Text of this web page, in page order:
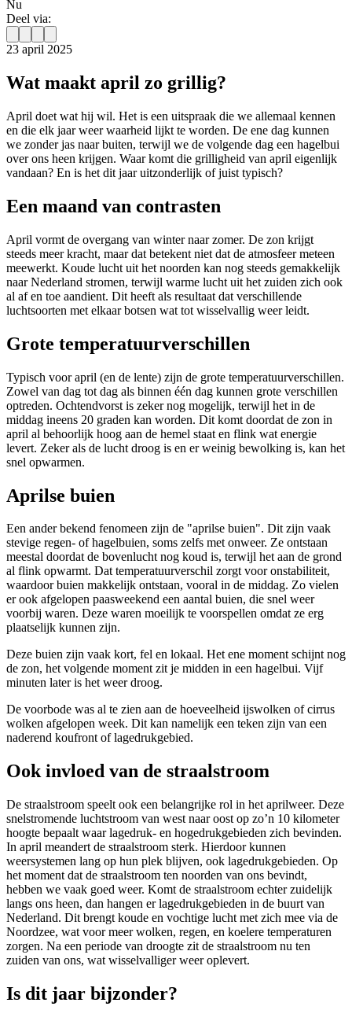
Nu
Deel via:
23 april 2025
Wat maakt april zo grillig?
April doet wat hij wil. Het is een uitspraak die we allemaal kennen
en die elk jaar weer waarheid lijkt te worden. De ene dag kunnen
we zonder jas naar buiten, terwijl we de volgende dag een hagelbui
over ons heen krijgen. Waar komt die grilligheid van april eigenlijk
vandaan? En is het dit jaar uitzonderlijk of juist typisch?
Een maand van contrasten
April vormt de overgang van winter naar zomer. De zon krijgt
steeds meer kracht, maar dat betekent niet dat de atmosfeer meteen
meewerkt. Koude lucht uit het noorden kan nog steeds gemakkelijk
naar Nederland stromen, terwijl warme lucht uit het zuiden zich ook
al af en toe aandient. Dit heeft als resultaat dat verschillende
luchtsoorten met elkaar botsen wat tot wisselvallig weer leidt.
Grote temperatuurverschillen
Typisch voor april (en de lente) zijn de grote temperatuurverschillen.
Zowel van dag tot dag als binnen één dag kunnen grote verschillen
optreden. Ochtendvorst is zeker nog mogelijk, terwijl het in de
middag ineens 20 graden kan worden. Dit komt doordat de zon in
april al behoorlijk hoog aan de hemel staat en flink wat energie
levert. Zeker als de lucht droog is en er weinig bewolking is, kan het
snel opwarmen.
Aprilse buien
Een ander bekend fenomeen zijn de "aprilse buien". Dit zijn vaak
stevige regen- of hagelbuien, soms zelfs met onweer. Ze ontstaan
meestal doordat de bovenlucht nog koud is, terwijl het aan de grond
al flink opwarmt. Dat temperatuurverschil zorgt voor onstabiliteit,
waardoor buien makkelijk ontstaan, vooral in de middag. Zo vielen
er ook afgelopen paasweekend een aantal buien, die snel weer
voorbij waren. Deze waren moeilijk te voorspellen omdat ze erg
plaatselijk kunnen zijn.
Deze buien zijn vaak kort, fel en lokaal. Het ene moment schijnt nog
de zon, het volgende moment zit je midden in een hagelbui. Vijf
minuten later is het weer droog.
De voorbode was al te zien aan de hoeveelheid ijswolken of cirrus
wolken afgelopen week. Dit kan namelijk een teken zijn van een
naderend koufront of lagedrukgebied.
Ook invloed van de straalstroom
De straalstroom speelt ook een belangrijke rol in het aprilweer. Deze
snelstromende luchtstroom van west naar oost op zo’n 10 kilometer
hoogte bepaalt waar lagedruk- en hogedrukgebieden zich bevinden.
In april meandert de straalstroom sterk. Hierdoor kunnen
weersystemen lang op hun plek blijven, ook lagedrukgebieden. Op
het moment dat de straalstroom ten noorden van ons bevindt,
hebben we vaak goed weer. Komt de straalstroom echter zuidelijk
langs ons heen, dan hangen er lagedrukgebieden in de buurt van
Nederland. Dit brengt koude en vochtige lucht met zich mee via de
Noordzee, wat voor meer wolken, regen, en koelere temperaturen
zorgen. Na een periode van droogte zit de straalstroom nu ten
zuiden van ons, wat wisselvalliger weer oplevert.
Is dit jaar bijzonder?